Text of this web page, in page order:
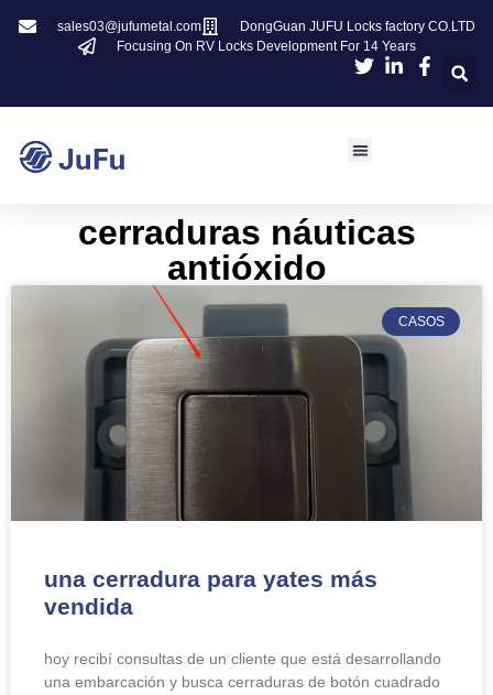
sales03@jufumetal.com
DongGuan JUFU Locks factory CO.LTD
Focusing On RV Locks Development For 14 Years
cerraduras náuticas
antióxido
CASOS
una cerradura para yates más
vendida
hoy recibí consultas de un cliente que está desarrollando
una embarcación y busca ​cerraduras de botón cuadrado